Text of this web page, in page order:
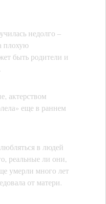
недолго –
плохую
быть родители и
актерством
еще в раннем
в людей
реальные ли они,
умерли много лет
от матери.